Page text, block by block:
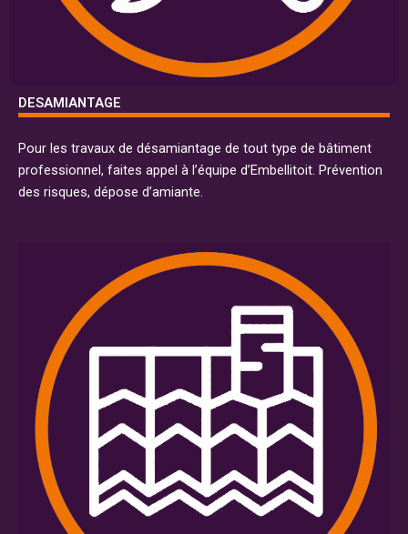
DESAMIANTAGE
Pour les travaux de désamiantage de tout type de bâtiment
professionnel, faites appel à l’équipe d’Embellitoit. Prévention
des risques, dépose d’amiante.